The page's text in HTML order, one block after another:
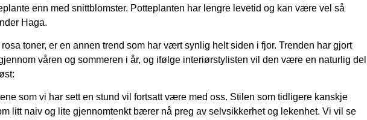
enn med snittblomster. Potteplanten har lengre levetid og kan være vel så
Haga.
rosa toner, er en annen trend som har vært synlig helt siden i fjor. Trenden har gjort
våren og sommeren i år, og ifølge interiørstylisten vil den være en naturlig del
som vi har sett en stund vil fortsatt være med oss. Stilen som tidligere kanskje
litt naiv og lite gjennomtenkt bærer nå preg av selvsikkerhet og lekenhet. Vi vil se